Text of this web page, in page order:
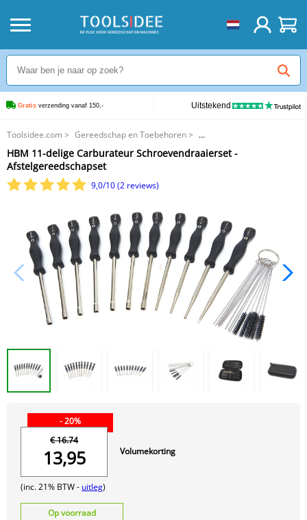
Gratis verzending vanaf 150,- Uitstekend
Toolsidee.com > Gereedschap en Toebehoren>
Schroevendraaiers en Schroevendraaiersets
HBM 11-delige Carburateur Schroevendraaierset - Afstelgereedschapset
HBM 11-delige Carburateur Schroevendraaierset -
Afstelgereedschapset
9,0/10 (2 reviews)
- 20%
€ 16.74
13,95
(inc. 21% BTW - uitleg)
Volumekorting
Op voorraad